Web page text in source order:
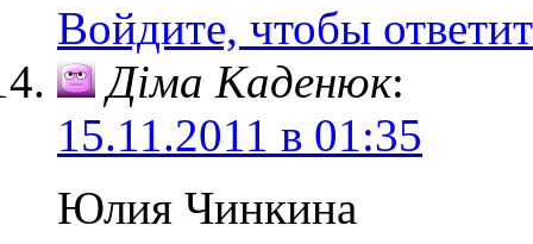
Войдите, чтобы
Діма Каденюк:
15.11.2011 в 01:35
Юлия Чинкина